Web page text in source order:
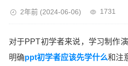
2年前 (2024-06-06) 1731
对于PPT初学者来说，学习制作
明确ppt初学者应该先学什么和注